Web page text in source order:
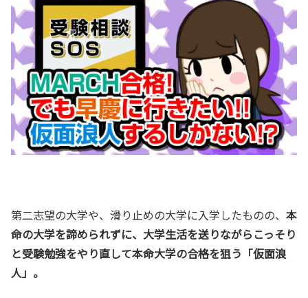
第二志望の大学や、滑り止めの大学に入学したものの、 本
命の大学を諦められずに、大学生活を送りながらこっそり
と受験勉強をやり直して本命大学の合格を狙う「仮面浪
人」。